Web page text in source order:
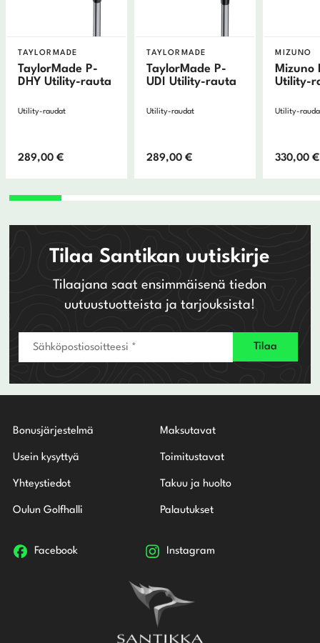
TAYLORMADE
TaylorMade P-
DHY Utility-rauta
Utility-raudat
289,00€
TAYLORMADE
TaylorMade P-
UDI Utility-rauta
Utility-raudat
289,00€
MIZUNO
Mizuno
Utility-
Utility-
330,00€
Tilaa Santikan uutiskirje
Tilaajana saat ensimmäisenä tiedon
uutuustuotteista ja tarjouksista!
Bonusjärjestelmä
Usein kysyttyä
Yhteystiedot
Oulun Golfhalli
Maksutavat
Toimitustavat
Takuu ja huolto
Palautukset
Facebook Instagram